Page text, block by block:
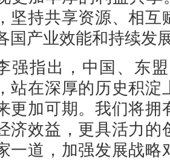
坚持共享资源、相
国产业效能和持续发
强指出，中国、东
站在深厚的历史积淀
更加可期。我们将拥
济效益，更具活力的
一道，加强发展战